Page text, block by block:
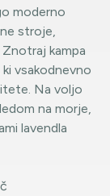
moderno
stroje,
kampa
vsakodnevno
Na voljo
na morje,
lavendla